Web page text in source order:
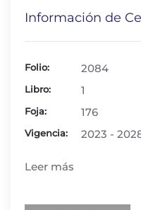
Información de
Folio: 2084
Libro: 1
Foja: 176
Vigencia: 2023 -
Leer más